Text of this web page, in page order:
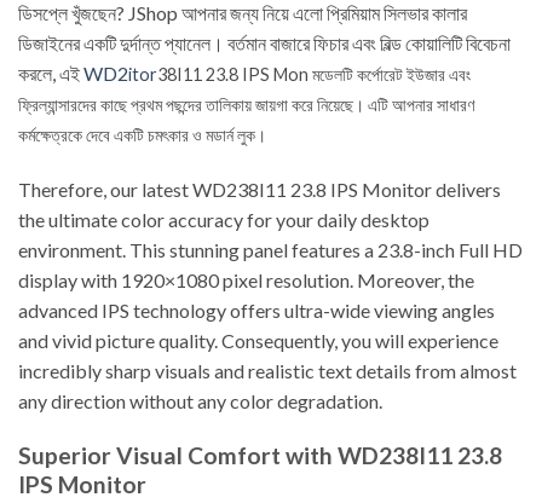
ডিসপ্লে খুঁজছেন? JShop আপনার জন্য নিয়ে এলো প্রিমিয়াম সিলভার কালার
ডিজাইনের একটি দুর্দান্ত প্যানেল। বর্তমান বাজারে ফিচার এবং বিল্ড কোয়ালিটি বিবেচনা
করলে, এইWD2itor38I11 23.8 IPS Mon মডেলটি কর্পোরেট ইউজার এবং
ফ্রিল্যান্সারদের কাছে প্রথম পছন্দের তালিকায় জায়গা করে নিয়েছে। এটি আপনার সাধারণ
কর্মক্ষেত্রকে দেবে একটি চমৎকার ও মডার্ন লুক।
Therefore, our latest WD238I11 23.8 IPS Monitor delivers
the ultimate color accuracy for your daily desktop
environment. This stunning panel features a 23.8-inch Full HD
display with 1920×1080 pixel resolution. Moreover, the
advanced IPS technology offers ultra-wide viewing angles
and vivid picture quality. Consequently, you will experience
incredibly sharp visuals and realistic text details from almost
any direction without any color degradation.
Superior Visual Comfort with WD238I11 23.8
IPS Monitor